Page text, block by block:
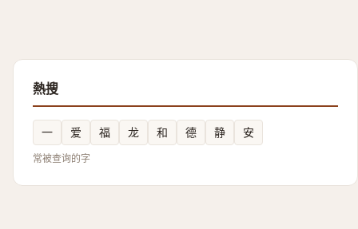
熱搜
一 爱 福 龙 和 德 静 安
常被查询的字